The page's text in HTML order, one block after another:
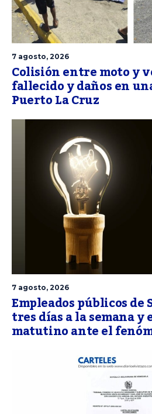
7 agosto, 2026
Colisión entre moto y
fallecido y daños en
Puerto La Cruz
7 agosto, 2026
Empleados públicos
tres días a la semana
matutino ante el